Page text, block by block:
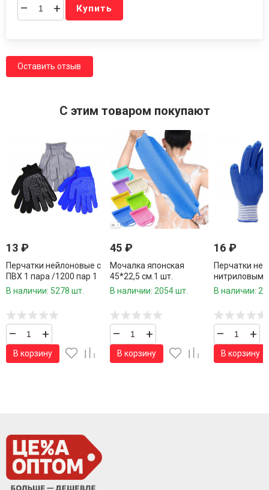
– + Купить
Оставить отзыв
C этим товаром покупают
13 ₽
Перчатки нейлоновые с
ПВХ 1 пара /1200 пар 1
коробка/
В наличии: 5278 шт.
– +
В корзину
45 ₽
Мочалка японская
45*22,5 см.1 шт.
В наличии: 2054 шт.
– +
В корзину
16 ₽
Перчатки
нитриловым
1 пара /960
В наличии:
– +
В корзину